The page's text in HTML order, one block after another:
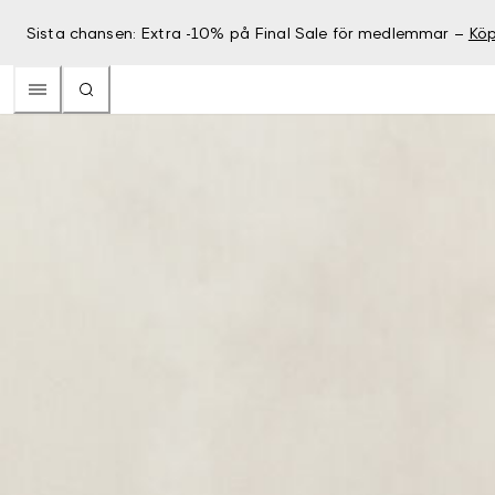
Sista chansen: Extra -10% på Final Sale för medlemmar –